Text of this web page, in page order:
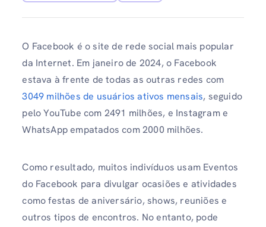
O Facebook é o site de rede social mais popular
da Internet. Em janeiro de 2024, o Facebook
estava à frente de todas as outras redes com
3049 milhões de usuários ativos mensais, seguido
pelo YouTube com 2491 milhões, e Instagram e
WhatsApp empatados com 2000 milhões.
Como resultado, muitos indivíduos usam Eventos
do Facebook para divulgar ocasiões e atividades
como festas de aniversário, shows, reuniões e
outros tipos de encontros. No entanto, pode